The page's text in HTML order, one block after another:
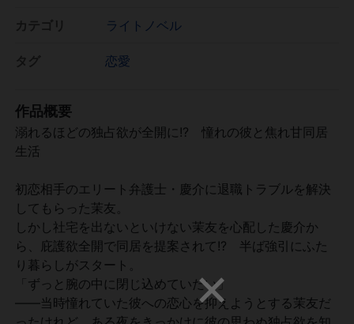
ライトノベル
恋愛
作品概要
溺れるほどの独占欲が全開に!? 憧れの彼と焦れ甘同居
生活
初恋相手のエリート弁護士・慶介に退職トラブルを解決
してもらった茉友。
しかし社宅を出ないといけない茉友を心配した慶介か
ら、庇護欲全開で同居を提案されて!? 半ば強引にふた
り暮らしがスタート。
「ずっと腕の中に閉じ込めていたい」
――当時憧れていた彼への恋心を抑えようとする茉友だ